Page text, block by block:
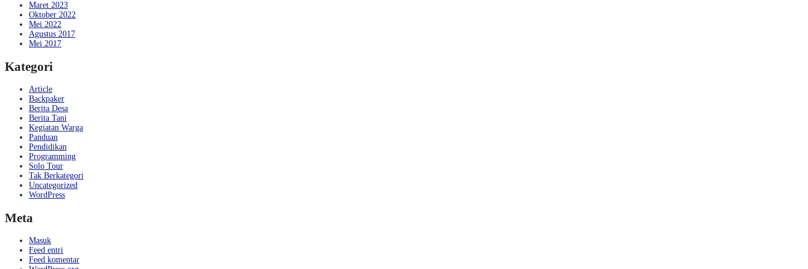
Maret 2023
Oktober 2022
Mei 2022
Agustus 2017
Mei 2017
Kategori
Article
Backpaker
Berita Desa
Berita Tani
Kegiatan Warga
Panduan
Pendidikan
Programming
Solo Tour
Tak Berkategori
Uncategorized
WordPress
Meta
Masuk
Feed entri
Feed komentar